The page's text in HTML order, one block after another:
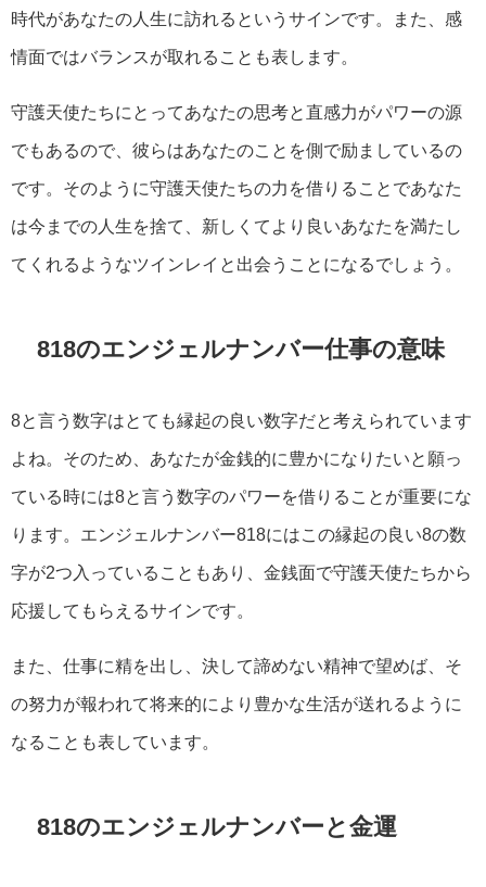
時代があなたの人生に訪れるというサインです。また、感
情面ではバランスが取れることも表します。
守護天使たちにとってあなたの思考と直感力がパワーの源
でもあるので、彼らはあなたのことを側で励ましているの
です。そのように守護天使たちの力を借りることであなた
は今までの人生を捨て、新しくてより良いあなたを満たし
てくれるようなツインレイと出会うことになるでしょう。
818のエンジェルナンバー仕事の意味
8と言う数字はとても縁起の良い数字だと考えられています
よね。そのため、あなたが金銭的に豊かになりたいと願っ
ている時には8と言う数字のパワーを借りることが重要にな
ります。エンジェルナンバー818にはこの縁起の良い8の数
字が2つ入っていることもあり、金銭面で守護天使たちから
応援してもらえるサインです。
また、仕事に精を出し、決して諦めない精神で望めば、そ
の努力が報われて将来的により豊かな生活が送れるように
なることも表しています。
818のエンジェルナンバーと金運